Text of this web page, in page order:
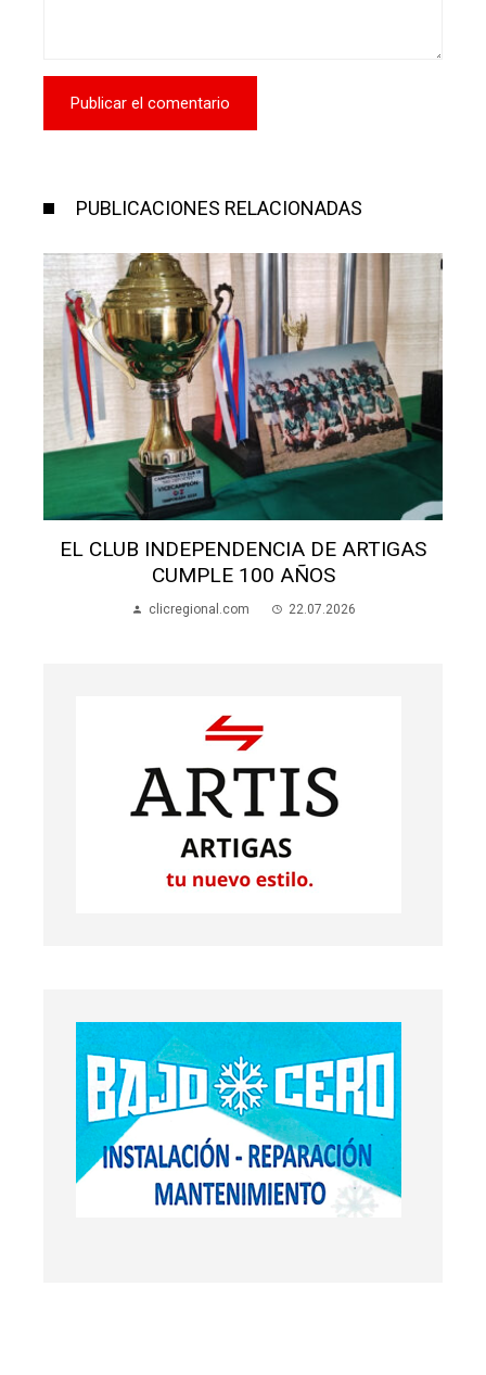
PUBLICACIONES RELACIONADAS
ALUMNOS APEDREARON A UNA MADRE
EN LA ESCUELA 70
clicregional.com 22.07.2026